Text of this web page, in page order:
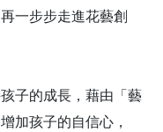
一步步走進花藝創
子的成長，藉由「藝
加孩子的自信心，